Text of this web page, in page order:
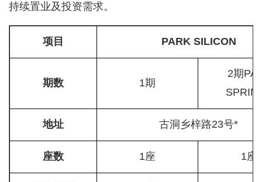
持续置业及投资需求。
项目 PARK SILICON
期数 1期
2期
地址 古洞乡梓路23号*
座数 1座 1座